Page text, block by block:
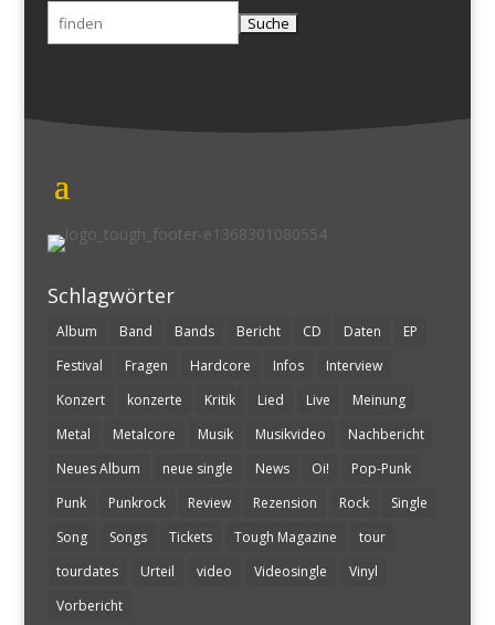
Suchen
nach:
Schlagwörter
Album Band Bands Bericht CD Daten
EP
Festival
Fragen Hardcore Infos
Interview
Konzert
konzerte Kritik Lied Live
Meinung
Metal
Metalcore Musik Musikvideo
Nachbericht
Neues Album
neue single News Oi!
Pop-Punk
Punk
Punkrock Review Rezension Rock
Single
Song
Songs Tickets Tough Magazine
tour
tourdates
Urteil video Videosingle
Vinyl
Vorbericht